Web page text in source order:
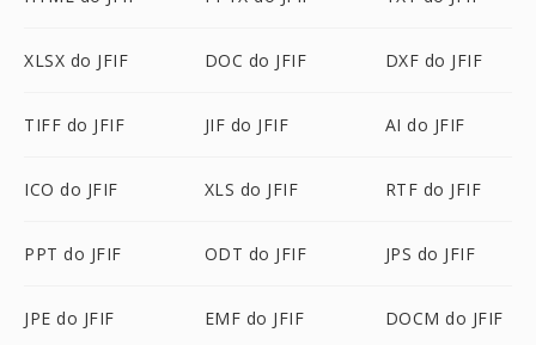
XLSX do JFIF DOC do JFIF DXF do JFIF
TIFF do JFIF JIF do JFIF AI do JFIF
ICO do JFIF XLS do JFIF RTF do JFIF
PPT do JFIF ODT do JFIF JPS do JFIF
JPE do JFIF EMF do JFIF DOCM do JFIF